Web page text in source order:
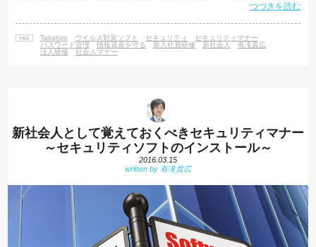
けれど、中々管理するのが難しくて...」と感じている方もいらっしゃるの
でしまうと、情報漏えいやアカウントの乗っ取りなどの損害を引き起こす
恐れがあります。 それは自分自身だけではなく、企業にダメージを与え、
企業イメージの棄
つづきを読む
Takahiro ウイルス対策ソフト セキュリティ
セキュリティマナー
パスワード管理
情報資産を守る 新入社員研修 新社会人
有滝貴広
法人研修
社会人マナー
新社会人として覚えておくべきセキュリティマナー
～セキュリティソフトのインストール～
2016.03.15